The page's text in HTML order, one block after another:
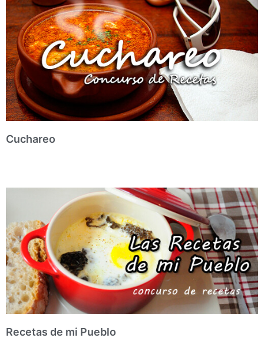
Cuchareo
Recetas de mi Pueblo